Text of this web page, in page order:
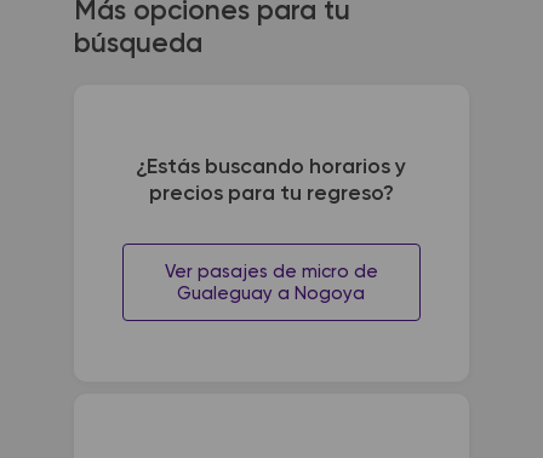
Más opciones para tu
búsqueda
¿Estás buscando horarios y
precios para tu regreso?
Ver pasajes de micro de
Gualeguay a Nogoya